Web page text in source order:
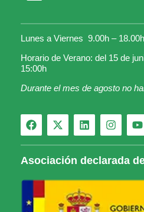
Lunes a Viernes 9.00h – 18.00h
Horario de Verano: del 15 de
15:00h
Durante el mes de agosto no
Asociación declarada